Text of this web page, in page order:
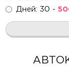
Маме в
Санки,
Дней: 30 -